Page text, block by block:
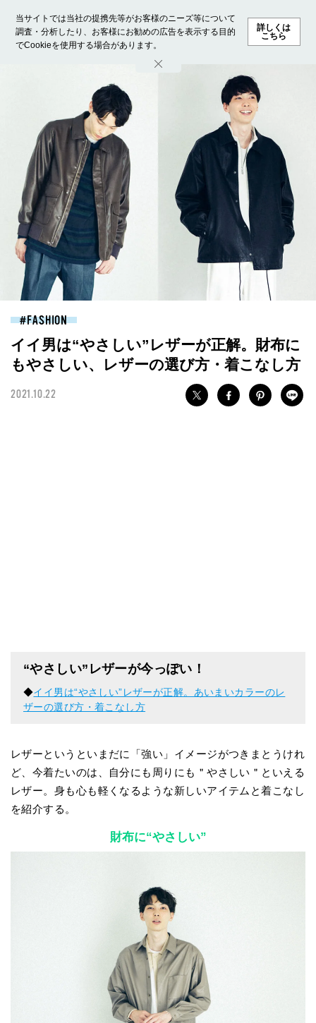
当サイトでは当社の提携先等がお客様のニーズ等について
調査・分析したり、お客様にお勧めの広告を表示する目的
でCookieを使用する場合があります。
詳しくは
こちら
ホーム モデル募集 ランキング ファッション ビューテ
FASHION
イイ男は“やさしい”レザーが正解。財布に
もやさしい、レザーの選び方・着こなし方
2021.10.22
“やさしい”レザーが今っぽい！
◆イイ男は“やさしい”レザーが正解。あいまいカラーのレ
ザーの選び方・着こなし方
レザーというといまだに「強い」イメージがつきまとうけれ
ど、今着たいのは、自分にも周りにも＂やさしい＂といえる
レザー。身も心も軽くなるような新しいアイテムと着こなし
を紹介する。
財布に“やさしい”